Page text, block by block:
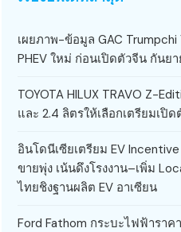
เผยภาพ-ข้อมูล GAC
PHEV ใหม่ ก่อนเปิดตัวจีน กันย
TOYOTA HILUX TRAVO Z-
และ 2.4 ลิตรให้เลือกเตรียมเปิด
อินโดนีเซียเตรียม EV
ขายพุ่ง เน้นดึงโรงงาน–เพิ่ม
ไทยชิงฐานผลิต EV อาเซียน
Ford Fathom กระบะไฟฟ้าราค